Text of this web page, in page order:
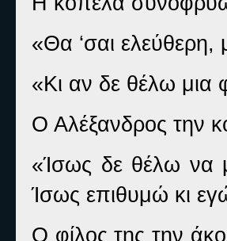
«Θα ‘σαι ελεύθερη,
«Κι αν δε θέλω μια
Ο Αλέξανδρος την
«Ίσως δε θέλω να
Ίσως επιθυμώ κι
Ο φίλος της την